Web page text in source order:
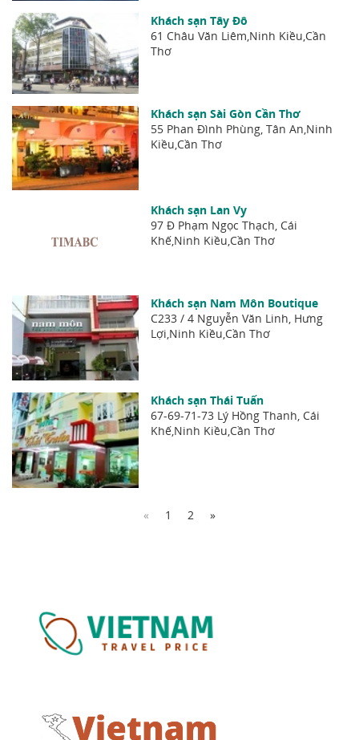
Khách sạn Tây Đô
61 Châu Văn Liêm,Ninh Kiều,Cần
Thơ
Khách sạn Sài Gòn Cần Thơ
55 Phan Đình Phùng, Tân An,Ninh
Kiều,Cần Thơ
Khách sạn Lan Vy
97 Đ Phạm Ngọc Thạch, Cái
Khế,Ninh Kiều,Cần Thơ
Khách sạn Nam Môn Boutique
C233 / 4 Nguyễn Văn Linh, Hưng
Lợi,Ninh Kiều,Cần Thơ
Khách sạn Thái Tuấn
67-69-71-73 Lý Hồng Thanh, Cái
Khế,Ninh Kiều,Cần Thơ
« 1 2 »